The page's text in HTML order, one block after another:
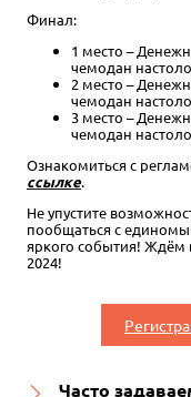
Финал:
1 место –
чемодан
2 место –
чемодан
3 место –
чемодан
Ознакомиться с
ссылке.
Не упустите
пообщаться с
яркого события! Ждём
2024!
Часто